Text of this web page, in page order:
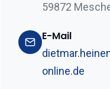
59872
E-Mail
online.de